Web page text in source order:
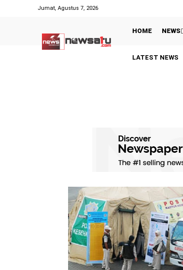
Jumat, Agustus 7, 2026
HOME NEWS
LATEST NEWS